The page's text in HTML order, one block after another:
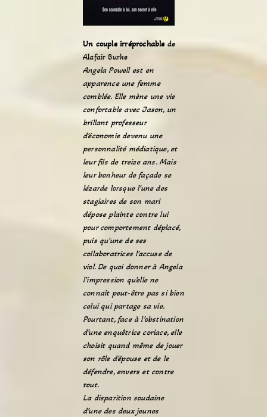
Un couple irréprochablede
Alafair Burke
Angela Powell est en
apparence une femme
comblée. Elle mène une vie
confortable avec Jason, un
brillant professeur
d’économie devenu une
personnalité médiatique, et
leur fils de treize ans. Mais
leur bonheur de façade se
lézarde lorsque l’une des
stagiaires de son mari
dépose plainte contre lui
pour comportement déplacé,
puis qu’une de ses
collaboratrices l’accuse de
viol. De quoi donner à Angela
l’impression qu’elle ne
connaît peut-être pas si bien
celui qui partage sa vie.
Pourtant, face à l’obstination
d’une enquêtrice coriace, elle
choisit quand même de jouer
son rôle d’épouse et de le
défendre, envers et contre
tout.
La disparition soudaine
d’une des deux jeunes